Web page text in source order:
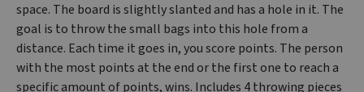
space. The board is slightly slanted and has a hole in it. The
goal is to throw the small bags into this hole from a
distance. Each time it goes in, you score points. The person
with the most points at the end or the first one to reach a
specific amount of points, wins. Includes 4 throwing pieces